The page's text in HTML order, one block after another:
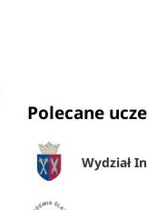
Polecane
Wydział